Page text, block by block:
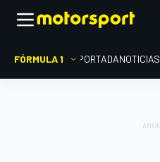
FÓRMULA 1 PORTADANOTICIAS